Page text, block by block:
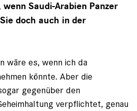
Saudi-Arabien Panzer
doch auch in der
wäre es, wenn ich da
könnte. Aber die
gegenüber den
verpflichtet, genau